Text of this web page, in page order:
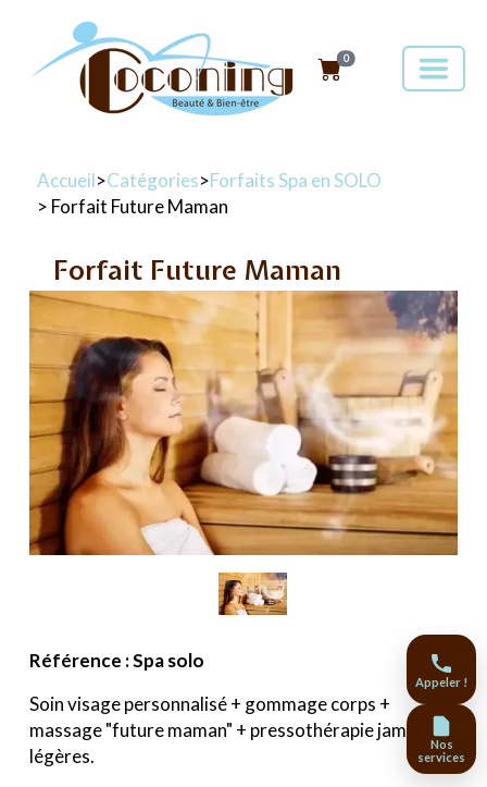
0
Accueil>Catégories>Forfaits Spa en SOLO
> Forfait Future Maman
Forfait Future Maman
Référence : Spa solo
Soin visage personnalisé + gommage corps +
massage "future maman" + pressothérapie jambes
légères.
Appeler !
Nos
services